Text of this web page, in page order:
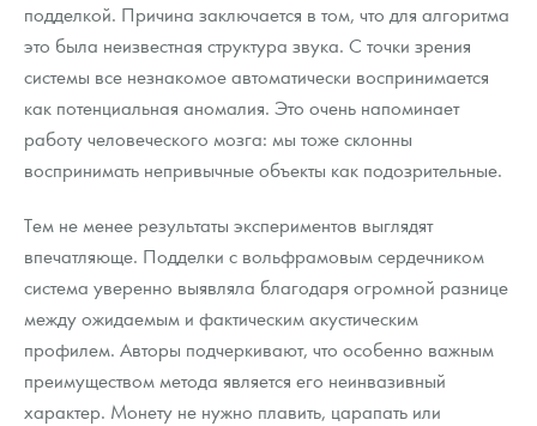
подделкой. Причина заключается в том, что для алгоритма
это была неизвестная структура звука. С точки зрения
системы все незнакомое автоматически воспринимается
как потенциальная аномалия. Это очень напоминает
работу человеческого мозга: мы тоже склонны
воспринимать непривычные объекты как подозрительные.
Тем не менее результаты экспериментов выглядят
впечатляюще. Подделки с вольфрамовым сердечником
система уверенно выявляла благодаря огромной разнице
между ожидаемым и фактическим акустическим
профилем. Авторы подчеркивают, что особенно важным
преимуществом метода является его неинвазивный
характер. Монету не нужно плавить, царапать или